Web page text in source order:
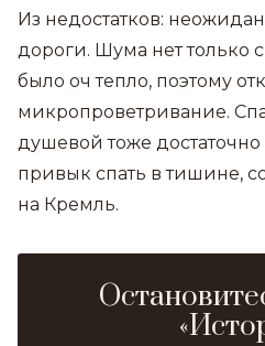
Из недостатков:
дороги. Шума нет только
было оч тепло, поэтому
микропроветривание.
душевой тоже
привык спать в тишине,
на Кремль.